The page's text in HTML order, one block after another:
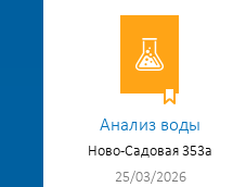
Анализ воды
Ново-Садовая 353а
25/03/2026